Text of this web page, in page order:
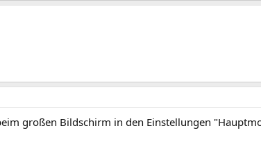
großen Bildschirm in den Einstellungen